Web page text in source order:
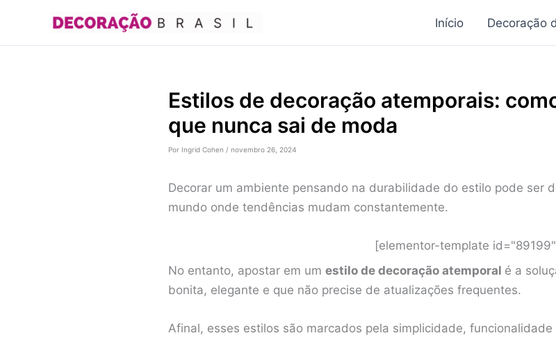
o
Início Decoração
Estilos de decoração atemporais:
que nunca sai de moda
Por Ingrid Cohen / novembro 26, 2024
Decorar um ambiente pensando na durabilidade do estilo pode ser
mundo onde tendências mudam constantemente.
[elementor-template
No entanto, apostar em um estilo de decoração atemporal é a
bonita, elegante e que não precise de atualizações frequentes.
Afinal, esses estilos são marcados pela simplicidade,